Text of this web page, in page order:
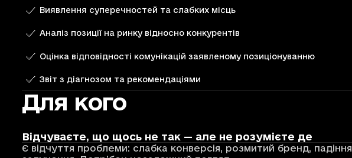
Виявлення суперечностей та слабких місць
Аналіз позиції на ринку відносно конкурентів
Оцінка відповідності комунікацій заявленому позиціонуванню
Звіт з діагнозом та рекомендаціями
Для кого
Відчуваєте, що щось не так — але не розумієте де
Є відчуття проблеми: слабка конверсія, розмитий бренд, падіння